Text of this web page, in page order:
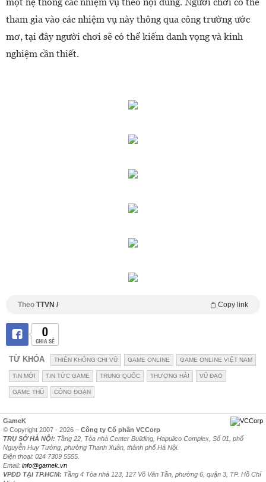
tham gia vào các nhiệm vụ này thông qua công trường ước
mơ, tại đây người chơi sẽ có thể kiếm danh vọng và kinh
nghiệm cần thiết.
Theo TTVN / Copy link
0
CHIA SẺ
TỪ KHÓA THIÊN KHÔNG CHI VŨ GAME ONLINE GAME ONLINE VIỆT NAM
TIN MỚI TIN TỨC GAME TRUNG QUỐC THƯỢNG HẢI VŨ ĐẠO
GAME THỦ CÔNG ĐOẠN
GameK
© Copyright 2007 - 2026 – Công ty Cổ phần VCCorp
TRỤ SỞ HÀ NỘI: Tầng 22, Tòa nhà Center Building, Hapulico Complex, Số 01, phố
Nguyễn Huy Tưởng, phường Thanh Xuân, thành phố Hà Nội.
Điện thoại: 024 7309 5555.
Email: info@gamek.vn
VPĐD TẠI TP.HCM: Tầng 4 Tòa nhà 123, 127 Võ Văn Tần, phường 6, quận 3, TP. Hồ Chí